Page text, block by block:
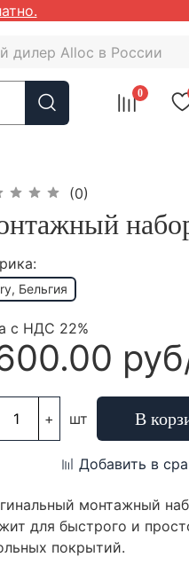
дилер Alloc в России
0
(0)
Бельгия
с НДС 22%
руб
+ шт В
Добавить в
монтажный
для быстрого и
покрытий.